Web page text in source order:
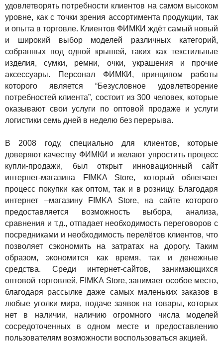
удовлетворять потребности клиентов на самом высоком
уровне, как с точки зрения ассортимента продукции, так
и опыта в торговле. Клиентов ФИМКИ ждёт самый новый
и широкий выбор моделей различных категорий,
собранных под одной крышей, таких как текстильные
изделия, сумки, ремни, очки, украшения и прочие
аксессуары. Персонал ФИМКИ, принципом работы
которого является “Безусловное удовлетворение
потребностей клиента”, состоит из 300 человек, которые
оказывают свои услуги по оптовой продаже и услуги
логистики семь дней в неделю без перерыва.
В 2008 году, специально для клиентов, которые
доверяют качеству ФИМКИ и желают упростить процесс
купли-продажи, был открыт инновационный сайт
интернет-магазина FIMKA Store, который облегчает
процесс покупки как оптом, так и в розницу. Благодаря
интернет –магазину FIMKA Store, на сайте которого
предоставляется возможность выбора, анализа,
сравнения и т.д., отпадает необходимость переговоров с
посредниками и необходимость перелётов клиентов, что
позволяет сэкономить на затратах на дорогу. Таким
образом, экономится как время, так и денежные
средства. Среди интернет-сайтов, занимающихся
оптовой торговлей, FIMKA Store, занимает особое место,
благодаря рассылке даже самых маленьких заказов в
любые уголки мира, подаче заявок на товары, которых
нет в наличии, наличию огромного числа моделей
сосредоточенных в одном месте и предоставлению
пользователям возможности воспользоваться акцией.